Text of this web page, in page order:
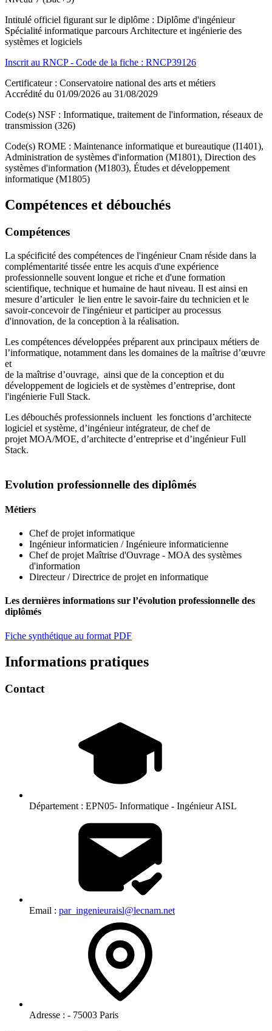
Intitulé officiel figurant sur le diplôme : Diplôme d'ingénieur
Spécialité informatique parcours Architecture et ingénierie des
systèmes et logiciels
Inscrit au RNCP - Code de la fiche : RNCP39126
Certificateur : Conservatoire national des arts et métiers
Accrédité du 01/09/2026 au 31/08/2029
Code(s) NSF : Informatique, traitement de l'information, réseaux de
transmission (326)
Code(s) ROME : Maintenance informatique et bureautique (I1401),
Administration de systèmes d'information (M1801), Direction des
systèmes d'information (M1803), Études et développement
informatique (M1805)
Compétences et débouchés
Compétences
La spécificité des compétences de l'ingénieur Cnam réside dans la
complémentarité tissée entre les acquis d'une expérience
professionnelle souvent longue et riche et d'une formation
scientifique, technique et humaine de haut niveau. Il est ainsi en
mesure d’articuler le lien entre le savoir-faire du technicien et le
savoir-concevoir de l'ingénieur et participer au processus
d'innovation, de la conception à la réalisation.
Les compétences développées préparent aux principaux métiers de
l’informatique, notamment dans les domaines de la maîtrise d’œuvre
et
de la maîtrise d’ouvrage, ainsi que de la conception et du
développement de logiciels et de systèmes d’entreprise, dont
l'ingénierie Full Stack.
Les débouchés professionnels incluent les fonctions d’architecte
logiciel et système, d’ingénieur intégrateur, de chef de
projet MOA/MOE, d’architecte d’entreprise et d’ingénieur Full
Stack.
Evolution professionnelle des diplômés
Métiers
Chef de projet informatique
Ingénieur informaticien / Ingénieure informaticienne
Chef de projet Maîtrise d'Ouvrage - MOA des systèmes
d'information
Directeur / Directrice de projet en informatique
Les dernières informations sur l’évolution professionnelle des
diplômés
Fiche synthétique au format PDF
Informations pratiques
Contact
Département : EPN05- Informatique - Ingénieur AISL
Email : par_ingenieuraisl@lecnam.net
Adresse : - 75003 Paris